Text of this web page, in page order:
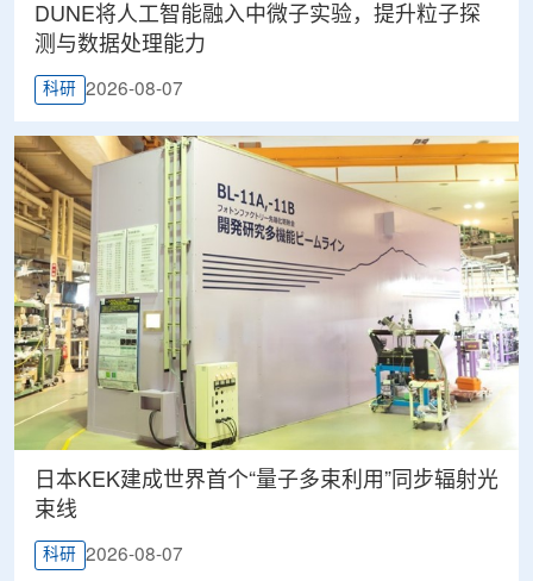
DUNE将人工智能融入中微子实验，提升粒子探
测与数据处理能力
科研 2026-08-07
日本KEK建成世界首个“量子多束利用”同步辐射光
束线
科研 2026-08-07